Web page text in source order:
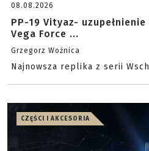
08.08.2026
PP-19 Vityaz-
Vega Force ...
Grzegorz Woźnica
Najnowsza replika z serii
CZĘŚCI I AKCESORIA